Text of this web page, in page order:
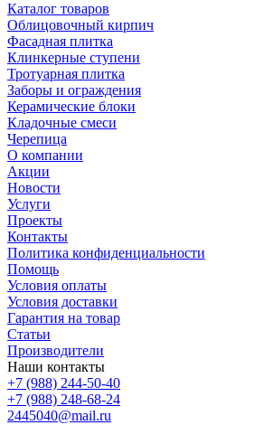
Каталог товаров
Облицовочный кирпич
Фасадная плитка
Клинкерные ступени
Тротуарная плитка
Заборы и ограждения
Керамические блоки
Кладочные смеси
Черепица
О компании
Акции
Новости
Услуги
Проекты
Контакты
Политика конфиденциальности
Помощь
Условия оплаты
Условия доставки
Гарантия на товар
Статьи
Производители
Наши контакты
+7 (988) 244-50-40
+7 (988) 248-68-24
2445040@mail.ru